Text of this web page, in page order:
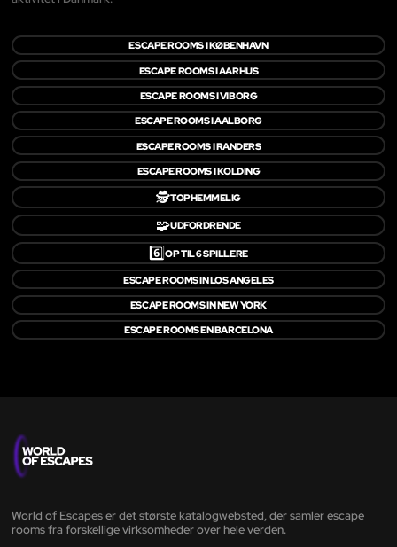
ESCAPE ROOMS I KØBENHAVN
ESCAPE ROOMS I AARHUS
ESCAPE ROOMS I VIBORG
ESCAPE ROOMS I AALBORG
ESCAPE ROOMS I RANDERS
ESCAPE ROOMS I KOLDING
🕵️TOPHEMMELIG
🧩UDFORDRENDE
6️⃣OP TIL 6 SPILLERE
ESCAPE ROOMS IN LOS ANGELES
ESCAPE ROOMS IN NEW YORK
ESCAPE ROOMS EN BARCELONA
World of Escapes er det største katalogwebsted, der samler escape
rooms fra forskellige virksomheder over hele verden.